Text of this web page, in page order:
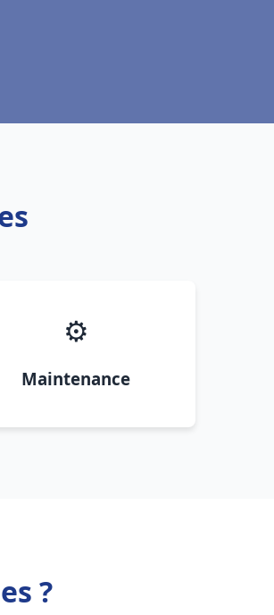
⚙️
Maintenance
?